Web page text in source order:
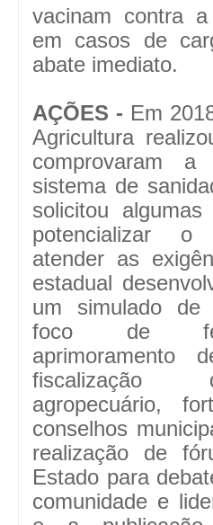
vacinam contra
em casos de
abate imediato.
AÇÕES - Em
Agricultura
comprovaram a
sistema de
solicitou
potencializar
atender as
estadual
um simulado de
foco de
aprimoramento
agropecuário,
conselhos
realização de
Estado para
comunidade e